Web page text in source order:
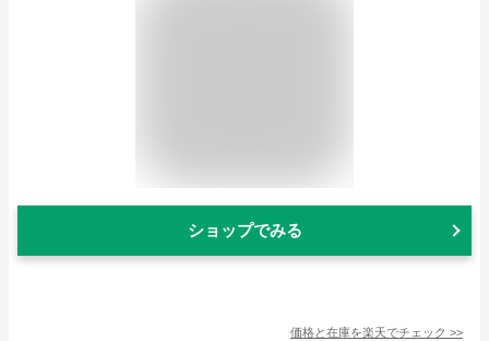
ショップでみる
価格と在庫を楽天でチェック >>